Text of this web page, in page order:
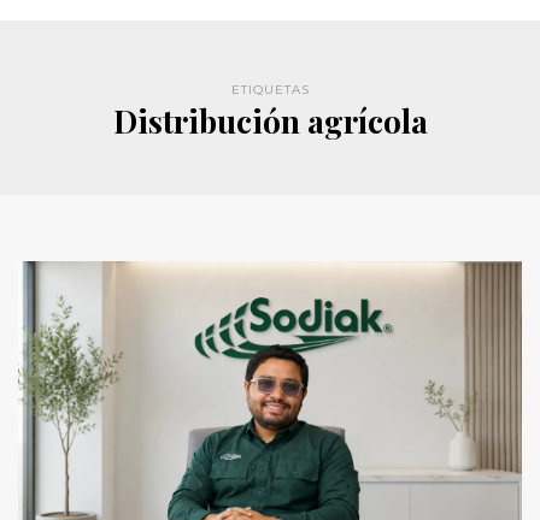
ETIQUETAS
Distribución agrícola